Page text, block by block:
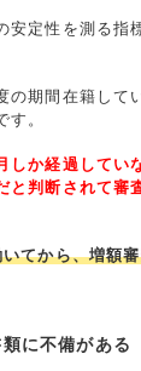
安定性を測る指
の期間在籍して
す。
しか経過してい
と判断されて審
てから、増額
に不備がある